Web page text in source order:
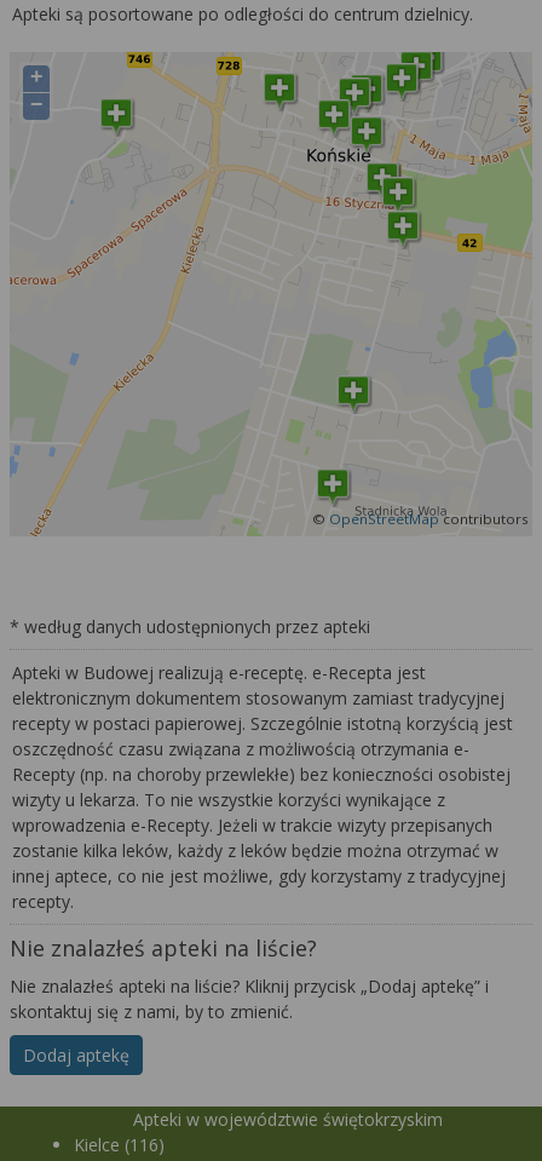
Apteki są posortowane po odległości do centrum dzielnicy.
+
−
© OpenStreetMapcontributors
* według danych udostępnionych przez apteki
Apteki w Budowej realizują e-receptę. e-Recepta jest
elektronicznym dokumentem stosowanym zamiast tradycyjnej
recepty w postaci papierowej. Szczególnie istotną korzyścią jest
oszczędność czasu związana z możliwością otrzymania e-
Recepty (np. na choroby przewlekłe) bez konieczności osobistej
wizyty u lekarza. To nie wszystkie korzyści wynikające z
wprowadzenia e-Recepty. Jeżeli w trakcie wizyty przepisanych
zostanie kilka leków, każdy z leków będzie można otrzymać w
innej aptece, co nie jest możliwe, gdy korzystamy z tradycyjnej
recepty.
Nie znalazłeś apteki na liście?
Nie znalazłeś apteki na liście? Kliknij przycisk „Dodaj aptekę” i
skontaktuj się z nami, by to zmienić.
Dodaj aptekę
Apteki w województwie świętokrzyskim
Kielce (116)